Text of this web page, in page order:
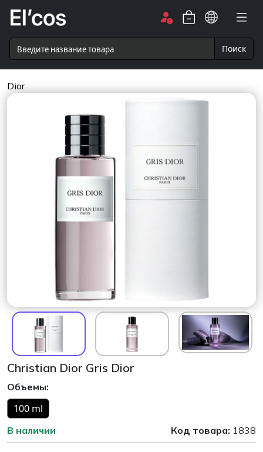
Поиск
Dior
Christian Dior Gris Dior
Объемы:
100 ml
В наличии Код товара: 1838